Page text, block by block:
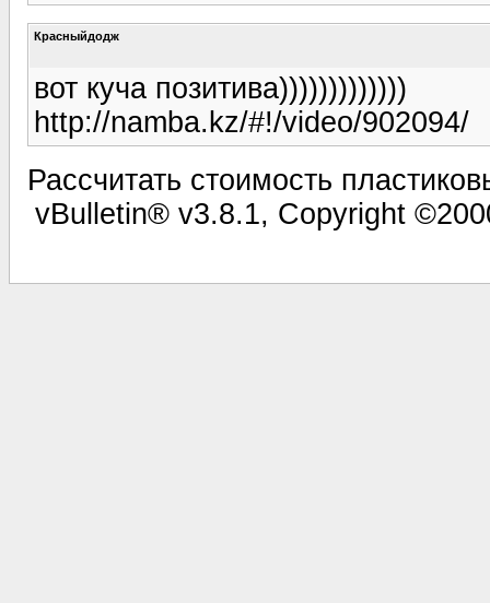
Красныйдодж
вот куча позитива)))))))))))))
http://namba.kz/#!/video/902094/
Рассчитать стоимость
vBulletin® v3.8.1, Copyright